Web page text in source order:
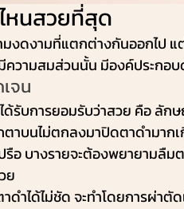
หนสวยที่สุด
งดงามที่แตกต่างกันออกไป
ความสมส่วนนั้น มีองค์ประกอ
จน
บการยอมรับว่าสวย คือ ลัก
าบนไม่ตกลงมาปิดตาดำมา
รือ บางรายจะต้องพยายาม
ย
ดำได้ไม่ชัด จะทำโดยการผ่า